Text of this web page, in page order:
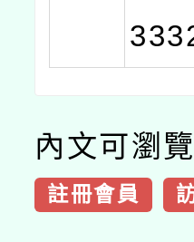
內文可瀏
註冊會員